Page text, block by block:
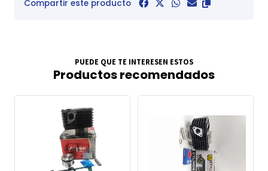
Compartir este producto
PUEDE QUE TE INTERESEN ESTOS
Productos recomendados